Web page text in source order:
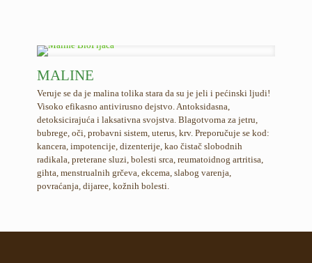
MALINE
Veruje se da je malina tolika stara da su je jeli i pećinski ljudi!
Visoko efikasno antivirusno dejstvo. Antoksidasna,
detoksicirajuća i laksativna svojstva. Blagotvorna za jetru,
bubrege, oči, probavni sistem, uterus, krv. Preporučuje se kod:
kancera, impotencije, dizenterije, kao čistač slobodnih
radikala, preterane sluzi, bolesti srca, reumatoidnog artritisa,
gihta, menstrualnih grčeva, ekcema, slabog varenja,
povraćanja, dijaree, kožnih bolesti.